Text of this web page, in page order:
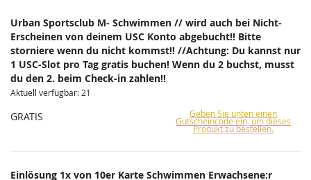
Urban Sportsclub M- Schwimmen // wird auch bei Nicht-
Erscheinen von deinem USC Konto abgebucht!! Bitte
storniere wenn du nicht kommst!! //Achtung: Du kannst nur
1 USC-Slot pro Tag gratis buchen! Wenn du 2 buchst, musst
du den 2. beim Check-in zahlen!!
Aktuell verfügbar: 21
GRATIS Geben Sie unten einen
Gutscheincode ein, um dieses
Produkt zu bestellen.
Einlösung 1x von 10er Karte Schwimmen Erwachsene:r